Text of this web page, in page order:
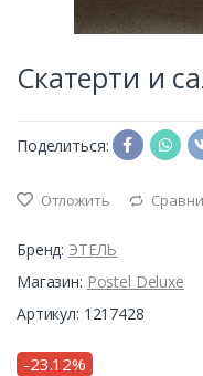
Скатерти и
Поделиться:
Отложить
Бренд: ЭТЕЛЬ
Магазин: Postel Deluxe
Артикул: 1217428
-23.12%